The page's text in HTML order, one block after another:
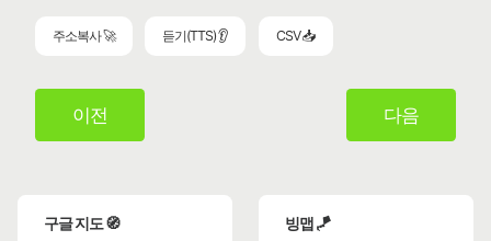
주소복사 🚀 듣기(TTS) 👂 CSV 📥
이전 다음
구글 지도 🧭 빙맵 🪁